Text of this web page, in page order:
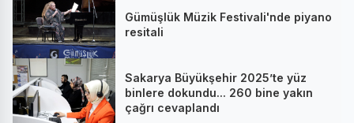
Gümüşlük Müzik Festivali'nde piyano
resitali
Sakarya Büyükşehir 2025’te yüz
binlere dokundu... 260 bine yakın
çağrı cevaplandı